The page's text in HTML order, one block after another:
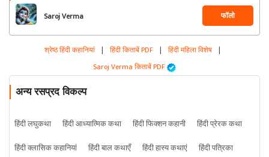
Saroj Verma फॉलो
श्रेष्ठ हिंदी कहानियां | हिंदी किताबें PDF | हिंदी महिला विशेष |
Saroj Verma किताबें PDF
अन्य रसप्रद विकल्प
हिंदी लघुकथा हिंदी आध्यात्मिक कथा हिंदी फिक्शन कहानी
हिंदी प्रेरक कथा
हिंदी क्लासिक कहानियां
हिंदी बाल कथाएँ हिंदी हास्य कथाएं हिंदी पत्रिका